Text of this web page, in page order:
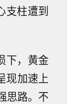
支柱遭到
下，黄金
现加速上
思路。不